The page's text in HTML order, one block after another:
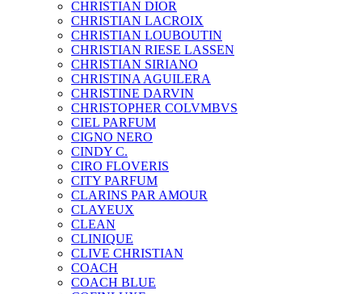
CHRISTIAN DIOR
CHRISTIAN LACROIX
CHRISTIAN LOUBOUTIN
CHRISTIAN RIESE LASSEN
CHRISTIAN SIRIANO
CHRISTINA AGUILERA
CHRISTINE DARVIN
CHRISTOPHER COLVMBVS
CIEL PARFUM
CIGNO NERO
CINDY C.
CIRO FLOVERIS
CITY PARFUM
CLARINS PAR AMOUR
CLAYEUX
CLEAN
CLINIQUE
CLIVE CHRISTIAN
COACH
COACH BLUE